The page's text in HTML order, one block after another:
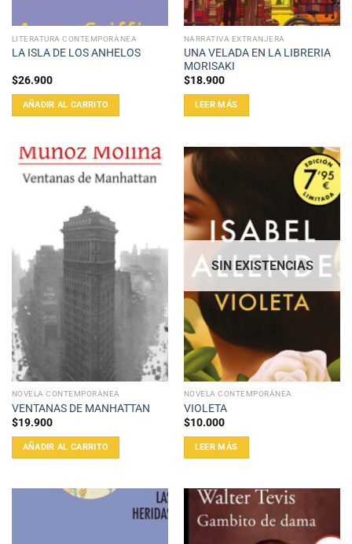
LITERATURA CONTEMPORÁNEA
LA ISLA DE LOS ANHELOS
$26.900
AÑADIR AL CARRITO
NARRATIVA EXTRANJERA
UNA VELADA EN LA LIBRERIA
MORISAKI
$18.900
LEER MÁS
NOVELA CONTEMPORÁNEA
VENTANAS DE MANHATTAN
$19.900
AÑADIR AL CARRITO
SIN EXISTENCIAS
NOVELA CONTEMPORÁNEA
VIOLETA
$10.000
LEER MÁS